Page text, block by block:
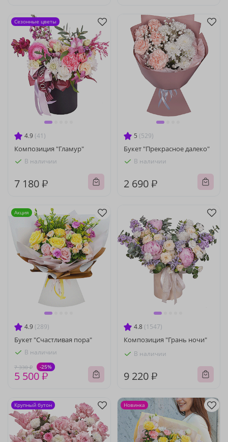
4.9 (41)
Композиция "Гламур"
В наличии
7 180 ₽
Сезонные цветы
5 (529)
Букет "Прекрасное далеко"
В наличии
2 690 ₽
4.9 (289)
Букет "Счастливая пора"
В наличии
7 330 ₽ -25%
5 500 ₽
Акция
4.8 (1547)
Композиция "Грань ночи"
В наличии
9 220 ₽
Крупный бутон Новинка